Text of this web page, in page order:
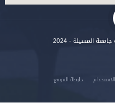
المسيلة - 2024
خارطة الموقع